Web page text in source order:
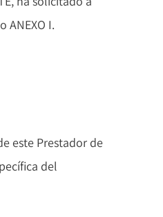
ANEXO I.
este Prestador de
del